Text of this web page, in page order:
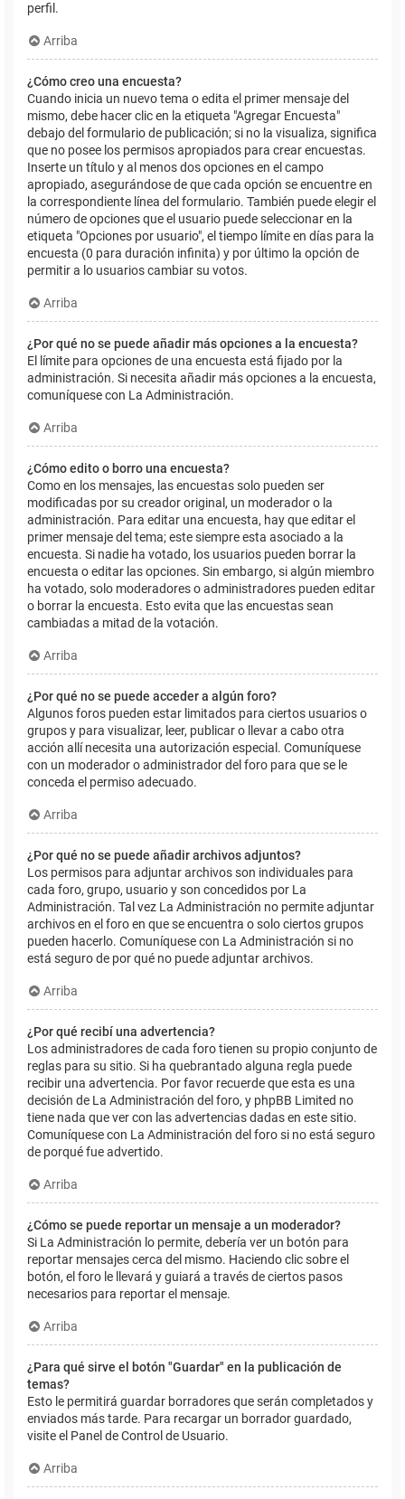
perfil.
Arriba
¿Cómo creo una encuesta?
Cuando inicia un nuevo tema o edita el primer mensaje del
mismo, debe hacer clic en la etiqueta "Agregar Encuesta"
debajo del formulario de publicación; si no la visualiza, significa
que no posee los permisos apropiados para crear encuestas.
Inserte un título y al menos dos opciones en el campo
apropiado, asegurándose de que cada opción se encuentre en
la correspondiente línea del formulario. También puede elegir el
número de opciones que el usuario puede seleccionar en la
etiqueta "Opciones por usuario", el tiempo límite en días para la
encuesta (0 para duración infinita) y por último la opción de
permitir a lo usuarios cambiar su votos.
Arriba
¿Por qué no se puede añadir más opciones a la encuesta?
El límite para opciones de una encuesta está fijado por la
administración. Si necesita añadir más opciones a la encuesta,
comuníquese con La Administración.
Arriba
¿Cómo edito o borro una encuesta?
Como en los mensajes, las encuestas solo pueden ser
modificadas por su creador original, un moderador o la
administración. Para editar una encuesta, hay que editar el
primer mensaje del tema; este siempre esta asociado a la
encuesta. Si nadie ha votado, los usuarios pueden borrar la
encuesta o editar las opciones. Sin embargo, si algún miembro
ha votado, solo moderadores o administradores pueden editar
o borrar la encuesta. Esto evita que las encuestas sean
cambiadas a mitad de la votación.
Arriba
¿Por qué no se puede acceder a algún foro?
Algunos foros pueden estar limitados para ciertos usuarios o
grupos y para visualizar, leer, publicar o llevar a cabo otra
acción allí necesita una autorización especial. Comuníquese
con un moderador o administrador del foro para que se le
conceda el permiso adecuado.
Arriba
¿Por qué no se puede añadir archivos adjuntos?
Los permisos para adjuntar archivos son individuales para
cada foro, grupo, usuario y son concedidos por La
Administración. Tal vez La Administración no permite adjuntar
archivos en el foro en que se encuentra o solo ciertos grupos
pueden hacerlo. Comuníquese con La Administración si no
está seguro de por qué no puede adjuntar archivos.
Arriba
¿Por qué recibí una advertencia?
Los administradores de cada foro tienen su propio conjunto de
reglas para su sitio. Si ha quebrantado alguna regla puede
recibir una advertencia. Por favor recuerde que esta es una
decisión de La Administración del foro, y phpBB Limited no
tiene nada que ver con las advertencias dadas en este sitio.
Comuníquese con La Administración del foro si no está seguro
de porqué fue advertido.
Arriba
¿Cómo se puede reportar un mensaje a un moderador?
Si La Administración lo permite, debería ver un botón para
reportar mensajes cerca del mismo. Haciendo clic sobre el
botón, el foro le llevará y guiará a través de ciertos pasos
necesarios para reportar el mensaje.
Arriba
¿Para qué sirve el botón "Guardar" en la publicación de
temas?
Esto le permitirá guardar borradores que serán completados y
enviados más tarde. Para recargar un borrador guardado,
visite el Panel de Control de Usuario.
Arriba